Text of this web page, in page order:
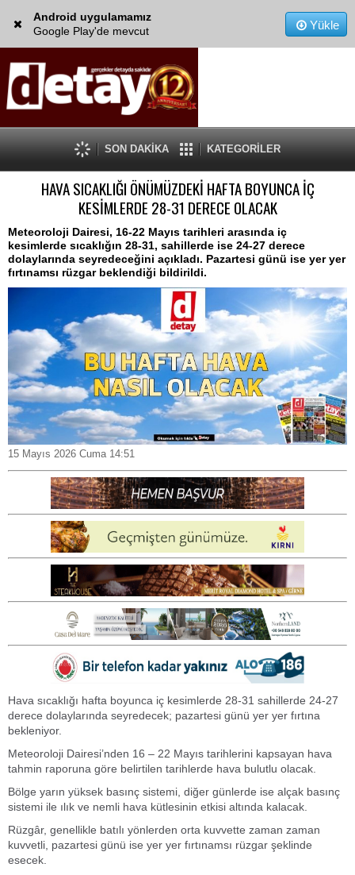
Android uygulamamız
Google Play'de mevcut
Yükle
SON DAKİKA KATEGORİLER
HAVA SICAKLIĞI ÖNÜMÜZDEKİ HAFTA BOYUNCA İÇ
KESİMLERDE 28-31 DERECE OLACAK
Meteoroloji Dairesi, 16-22 Mayıs tarihleri arasında iç
kesimlerde sıcaklığın 28-31, sahillerde ise 24-27 derece
dolaylarında seyredeceğini açıkladı. Pazartesi günü ise yer yer
fırtınamsı rüzgar beklendiği bildirildi.
15 Mayıs 2026 Cuma 14:51
Hava sıcaklığı hafta boyunca iç kesimlerde 28-31 sahillerde 24-27
derece dolaylarında seyredecek; pazartesi günü yer yer fırtına
bekleniyor.
Meteoroloji Dairesi’nden 16 – 22 Mayıs tarihlerini kapsayan hava
tahmin raporuna göre belirtilen tarihlerde hava bulutlu olacak.
Bölge yarın yüksek basınç sistemi, diğer günlerde ise alçak basınç
sistemi ile ılık ve nemli hava kütlesinin etkisi altında kalacak.
Rüzgâr, genellikle batılı yönlerden orta kuvvette zaman zaman
kuvvetli, pazartesi günü ise yer yer fırtınamsı rüzgar şeklinde
esecek.